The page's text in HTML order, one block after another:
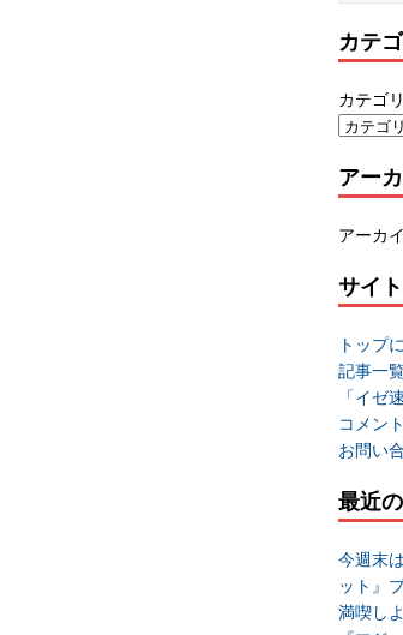
カテ
カテゴ
アー
アーカ
サイ
トップ
記事一
「イゼ
コメン
お問い
最近
今週末
ット』
満喫し